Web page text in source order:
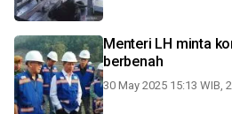
Menteri LH minta
berbenah
30 May 2025 15:13 WIB,